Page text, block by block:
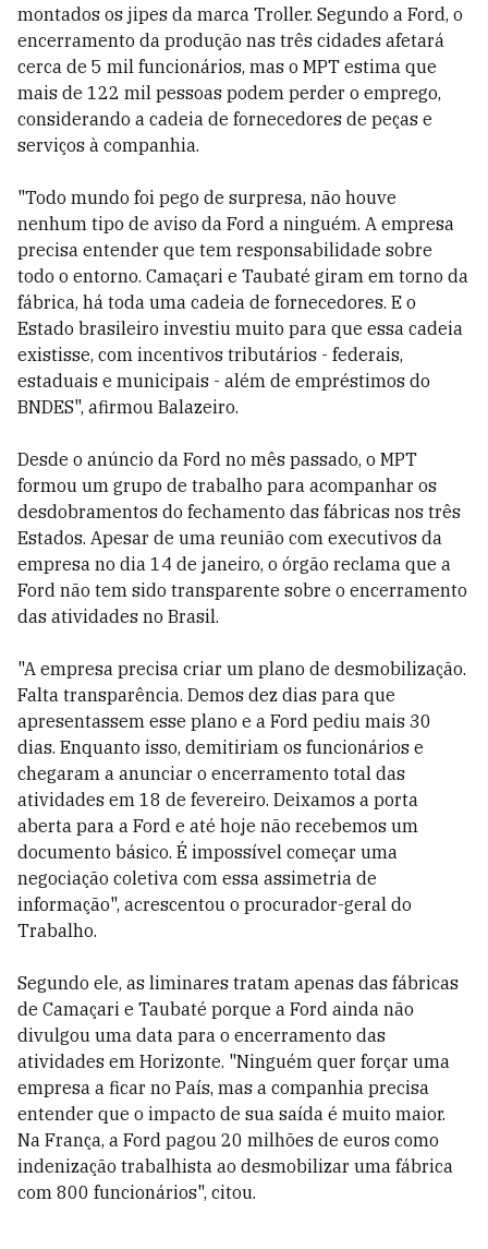
montados os jipes da marca Troller. Segundo a Ford, o
encerramento da produção nas três cidades afetará
cerca de 5 mil funcionários, mas o MPT estima que
mais de 122 mil pessoas podem perder o emprego,
considerando a cadeia de fornecedores de peças e
serviços à companhia.
"Todo mundo foi pego de surpresa, não houve
nenhum tipo de aviso da Ford a ninguém. A empresa
precisa entender que tem responsabilidade sobre
todo o entorno. Camaçari e Taubaté giram em torno da
fábrica, há toda uma cadeia de fornecedores. E o
Estado brasileiro investiu muito para que essa cadeia
existisse, com incentivos tributários - federais,
estaduais e municipais - além de empréstimos do
BNDES", afirmou Balazeiro.
Desde o anúncio da Ford no mês passado, o MPT
formou um grupo de trabalho para acompanhar os
desdobramentos do fechamento das fábricas nos três
Estados. Apesar de uma reunião com executivos da
empresa no dia 14 de janeiro, o órgão reclama que a
Ford não tem sido transparente sobre o encerramento
das atividades no Brasil.
"A empresa precisa criar um plano de desmobilização.
Falta transparência. Demos dez dias para que
apresentassem esse plano e a Ford pediu mais 30
dias. Enquanto isso, demitiriam os funcionários e
chegaram a anunciar o encerramento total das
atividades em 18 de fevereiro. Deixamos a porta
aberta para a Ford e até hoje não recebemos um
documento básico. É impossível começar uma
negociação coletiva com essa assimetria de
informação", acrescentou o procurador-geral do
Trabalho.
Segundo ele, as liminares tratam apenas das fábricas
de Camaçari e Taubaté porque a Ford ainda não
divulgou uma data para o encerramento das
atividades em Horizonte. "Ninguém quer forçar uma
empresa a ficar no País, mas a companhia precisa
entender que o impacto de sua saída é muito maior.
Na França, a Ford pagou 20 milhões de euros como
indenização trabalhista ao desmobilizar uma fábrica
com 800 funcionários", citou.